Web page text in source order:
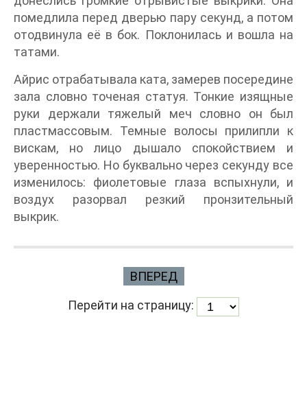
помедлила перед дверью пару секунд, а потом
отодвинула её в бок. Поклонилась и вошла на
татами.
Айрис отрабатывала ката, замерев посередине
зала словно точеная статуя. Тонкие изящные
руки держали тяжелый меч словно он был
пластмассовым. Темные волосы прилипли к
вискам, но лицо дышало спокойствием и
уверенностью. Но буквально через секунду все
изменилось: фиолетовые глаза вспыхнули, и
воздух разорвал резкий пронзительный
выкрик.
ВПЕРЕД
Перейти на страницу: